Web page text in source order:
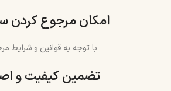
امکان مرجوع کردن
با توجه به قوانین و شرایط
تضمین کیفیت و